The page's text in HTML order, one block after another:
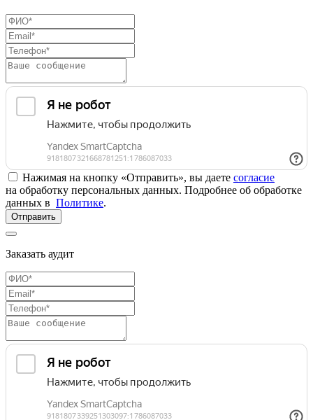
Нажимая на кнопку «Отправить», вы даете согласие
на обработку персональных данных. Подробнее об обработке
данных в Политике.
Отправить
Заказать аудит